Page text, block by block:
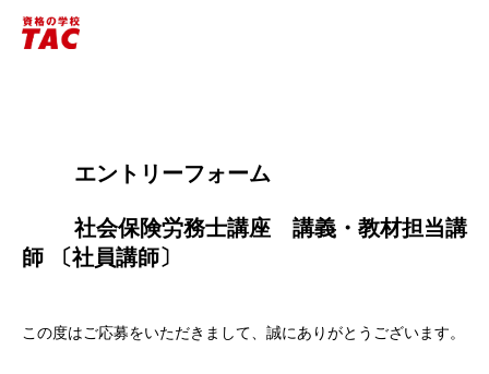
        エントリーフォーム
師 〔社員講師〕
この度はご応募をいただきまして、誠にありがとうございます。